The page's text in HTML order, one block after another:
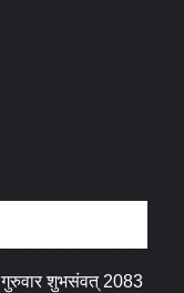
आज का पंचांग: आज दिनांक 6 अगस्त 2026 गुरुवार शुभसंवत् 2083